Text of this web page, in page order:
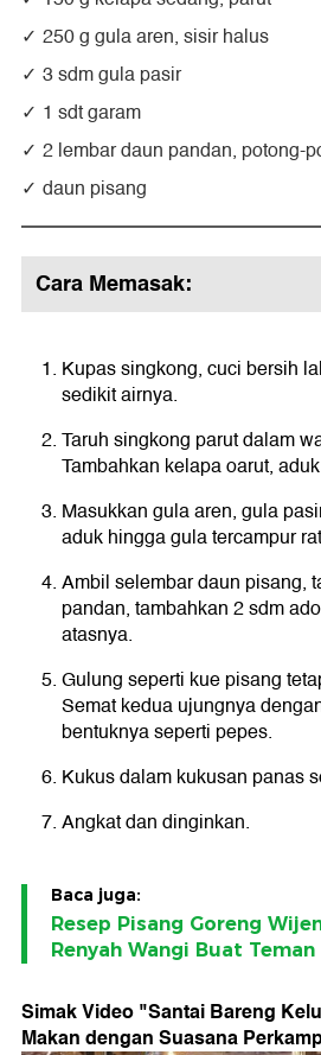
250 g gula aren, sisir halus
3 sdm gula pasir
1 sdt garam
2 lembar daun pandan, potong-
daun pisang
Cara Memasak:
Kupas singkong, cuci bersih
sedikit airnya.
Taruh singkong parut dalam
Tambahkan kelapa oarut,
Masukkan gula aren, gula
aduk hingga gula tercampur
Ambil selembar daun pisang,
pandan, tambahkan 2 sdm
atasnya.
Gulung seperti kue pisang
Semat kedua ujungnya
bentuknya seperti pepes.
Kukus dalam kukusan panas
Angkat dan dinginkan.
Baca juga:
Resep Pisang Goreng
Renyah Wangi Buat
Simak Video "Santai Bareng
Makan dengan Suasana